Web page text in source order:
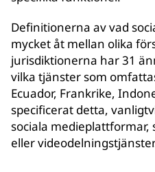
Definitionerna av vad
mycket åt mellan olika
jurisdiktionerna har 31
vilka tjänster som
Ecuador, Frankrike,
specificerat detta,
sociala medieplattformar,
eller